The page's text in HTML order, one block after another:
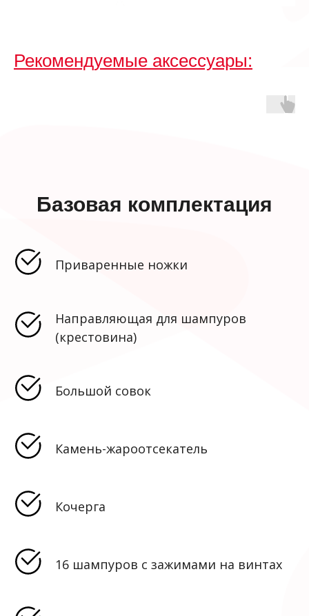
Рекомендуемые аксессуары:
Базовая комплектация
Приваренные ножки
Направляющая для шампуров
(крестовина)
Большой совок
Камень-жароотсекатель
Кочерга
16 шампуров с зажимами на винтах